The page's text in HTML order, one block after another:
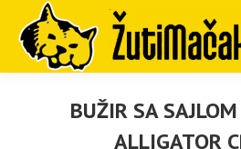
BUŽIR SA
ALLIGATOR